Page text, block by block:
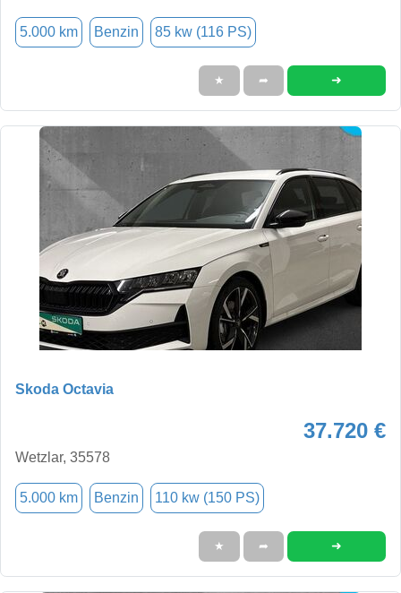
5.000 km Benzin 85 kw (116 PS)
★ ➦ ➜
Skoda Octavia
37.720 €
Wetzlar, 35578
5.000 km Benzin 110 kw (150 PS)
★ ➦ ➜